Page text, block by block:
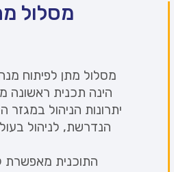
מסלול
מסלול מתן לפיתוח
הינה תכנית ראשונה
יתרונות הניהול
הנדרשת, לניהול
התוכנית מאפשרת